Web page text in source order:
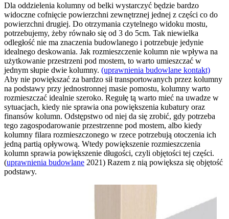
Dla oddzielenia kolumny od belki wystarczyć będzie bardzo
widoczne cofnięcie powierzchni zewnętrznej jednej z części co do
powierzchni drugiej. Do otrzymania czytelnego widoku mostu,
potrzebujemy, żeby równało się od 3 do 5cm. Tak niewielka
odległość nie ma znaczenia budowlanego i potrzebuje jedynie
idealnego deskowania. Jak rozmieszczenie kolumn nie wpływa na
użytkowanie przestrzeni pod mostem, to warto umieszczać w
jednym słupie dwie kolumny. (uprawnienia budowlane kontakt)
Aby nie powiększać za bardzo sił transportowanych przez kolumny
na podstawy przy jednostronnej masie pomostu, kolumny warto
rozmieszczać idealnie szeroko. Regułę tą warto mieć na uwadze w
sytuacjach, kiedy nie sprawia ona powiększenia kubatury oraz
finansów kolumn. Odstępstwo od niej da się zrobić, gdy potrzeba
tego zagospodarowanie przestrzenne pod mostem, albo kiedy
kolumny filara rozmieszczonego w rzece potrzebują otoczenia ich
jedną partią opływową. Wtedy powiększenie rozmieszczenia
kolumn sprawia powiększenie długości, czyli objętości tej części.
(uprawnienia budowlane 2021) Razem z nią powiększa się objętość
podstawy.